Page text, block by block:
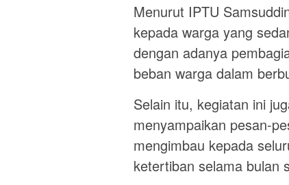
Menurut IPTU
kepada warga yang
dengan adanya
beban warga dalam
Selain itu, kegiatan ini
menyampaikan pesan-
mengimbau kepada
ketertiban selama bulan